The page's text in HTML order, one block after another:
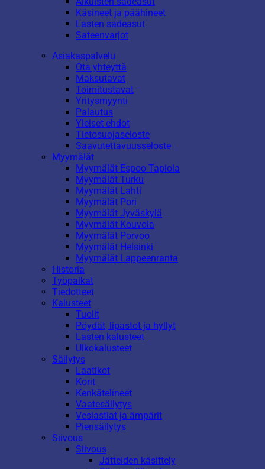
Käsineet ja päähineet
Lasten sadeasut
Sateenvarjot
Asiakaspalvelu
Ota yhteyttä
Maksutavat
Toimitustavat
Yritysmyynti
Palautus
Yleiset ehdot
Tietosuojaseloste
Saavutettavuusseloste
Myymälät
Myymälät Espoo Tapiola
Myymälät Turku
Myymälät Lahti
Myymälät Pori
Myymälät Jyväskylä
Myymälät Kouvola
Myymälät Porvoo
Myymälät Helsinki
Myymälät Lappeenranta
Historia
Työpaikat
Tiedotteet
Kalusteet
Tuolit
Pöydät, lipastot ja hyllyt
Lasten kalusteet
Ulkokalusteet
Säilytys
Laatikot
Korit
Kenkätelineet
Vaatesäilytys
Vesiastiat ja ämpärit
Piensäilytys
Siivous
Siivous
Jätteiden käsittely